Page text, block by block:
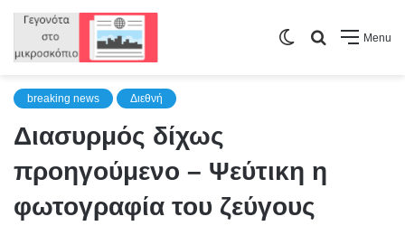
Menu
Search
Switch
breaking news Διεθνή
Διασυρμός δίχως
προηγούμενο – Ψεύτικη η
φωτογραφία του ζεύγους